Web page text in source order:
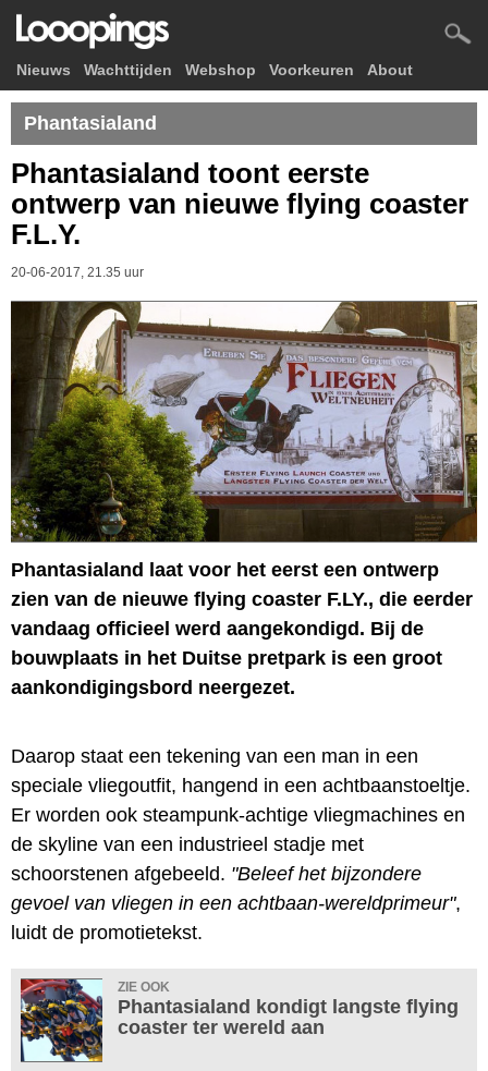
Nieuws Wachttijden Webshop Voorkeuren About
Phantasialand
Phantasialand toont eerste
ontwerp van nieuwe flying coaster
F.L.Y.
20-06-2017, 21.35 uur
Phantasialand laat voor het eerst een ontwerp
zien van de nieuwe flying coaster F.LY., die eerder
vandaag officieel werd aangekondigd. Bij de
bouwplaats in het Duitse pretpark is een groot
aankondigingsbord neergezet.
Daarop staat een tekening van een man in een
speciale vliegoutfit, hangend in een achtbaanstoeltje.
Er worden ook steampunk-achtige vliegmachines en
de skyline van een industrieel stadje met
schoorstenen afgebeeld. "Beleef het bijzondere
gevoel van vliegen in een achtbaan-wereldprimeur",
luidt de promotietekst.
ZIE OOK
Phantasialand kondigt langste flying
coaster ter wereld aan